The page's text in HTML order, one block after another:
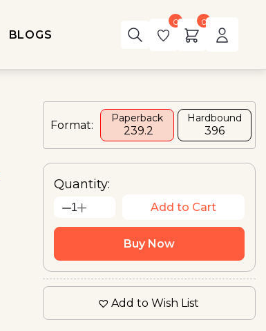
BLOGS
0 0
Format:
Paperback
₹ 239.2
Hardbound
₹396
Quantity:
1 Add to Cart
Buy Now
Add to Wish List